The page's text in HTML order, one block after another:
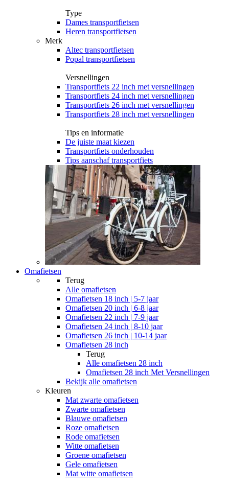
Type
Dames transportfietsen
Heren transportfietsen
Merk
Altec transportfietsen
Popal transportfietsen
Versnellingen
Transportfiets 22 inch met versnellingen
Transportfiets 24 inch met versnellingen
Transportfiets 26 inch met versnellingen
Transportfiets 28 inch met versnellingen
Tips en informatie
De juiste maat kiezen
Transportfiets onderhouden
Tips aanschaf transportfiets
Omafietsen
Terug
Alle omafietsen
Omafietsen 18 inch | 5-7 jaar
Omafietsen 20 inch | 6-8 jaar
Omafietsen 22 inch | 7-9 jaar
Omafietsen 24 inch | 8-10 jaar
Omafietsen 26 inch | 10-14 jaar
Omafietsen 28 inch
Terug
Alle omafietsen 28 inch
Omafietsen 28 inch Met Versnellingen
Bekijk alle omafietsen
Kleuren
Mat zwarte omafietsen
Zwarte omafietsen
Blauwe omafietsen
Roze omafietsen
Rode omafietsen
Witte omafietsen
Groene omafietsen
Gele omafietsen
Mat witte omafietsen